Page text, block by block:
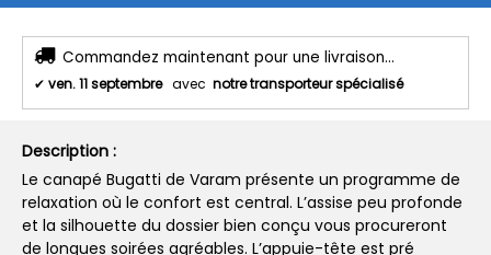
Commandez maintenant pour une livraison...
✔ ven. 11 septembre avec notre transporteur spécialisé
Description :
Le canapé Bugatti de Varam présente un programme de
relaxation où le confort est central. L’assise peu profonde
et la silhouette du dossier bien conçu vous procureront
de longues soirées agréables. L’appuie-tête est pré